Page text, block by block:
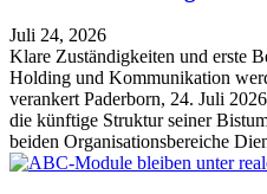
Juli 24, 2026
Klare Zuständigkeiten und erste
Holding und Kommunikation
verankert Paderborn, 24. Juli
die künftige Struktur seiner
beiden Organisationsbereiche